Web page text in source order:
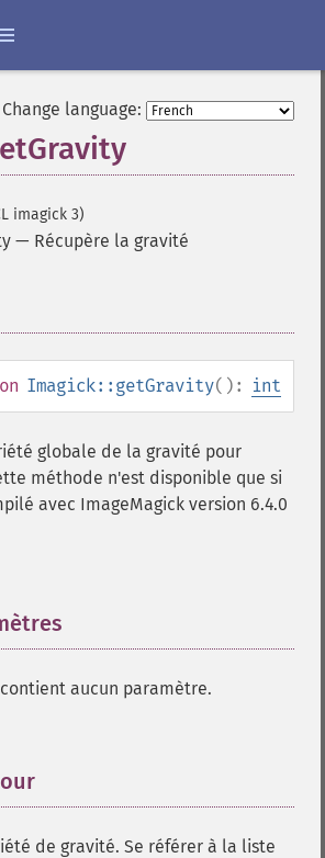
Change language:
imagick 3)
— Récupère la gravité
Imagick::getGravity(): int
globale de la gravité pour
méthode n'est disponible que si
avec ImageMagick version 6.4.0
aucun paramètre.
de gravité. Se référer à la liste